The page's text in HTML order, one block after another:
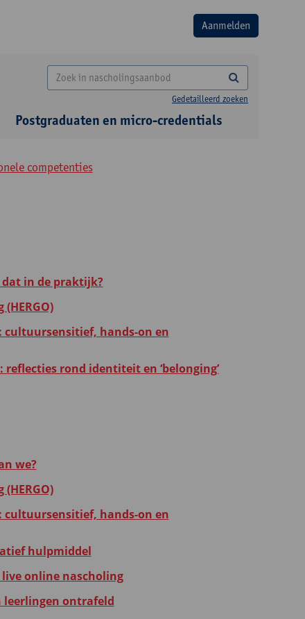
Gedetailleerd zoeken
Postgraduaten en micro-credentials
competenties
in de praktijk?
cultuursensitief, hands-on en
rond identiteit en ‘belonging’
we?
cultuursensitief, hands-on en
hulpmiddel
online nascholing
leerlingen ontrafeld